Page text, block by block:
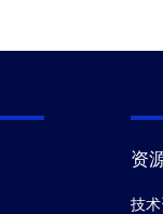
资
技